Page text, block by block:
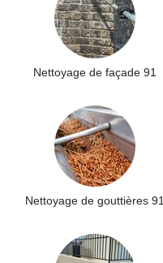
Nettoyage de façade 91
Nettoyage de gouttières 91